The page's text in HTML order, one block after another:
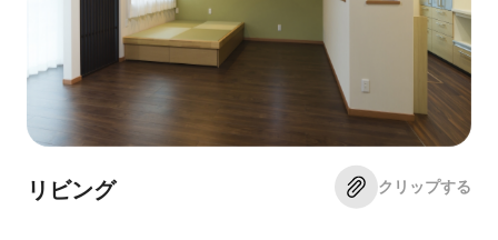
リビング クリップする